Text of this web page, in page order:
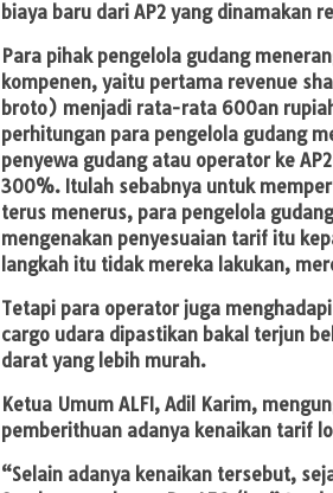
biaya baru dari AP2 yang dinamakan
Para pihak pengelola gudang
kompenen, yaitu pertama revenue
broto) menjadi rata-rata 6OOan
perhitungan para pengelola gudang
penyewa gudang atau operator ke
300%. Itulah sebabnya untuk
terus menerus, para pengelola
mengenakan penyesuaian tarif itu
langkah itu tidak mereka lakukan,
Tetapi para operator juga
cargo udara dipastikan bakal terjun
darat yang lebih murah.
Ketua Umum ALFI, Adil Karim,
pemberithuan adanya kenaikan tarif
“Selain adanya kenaikan tersebut,